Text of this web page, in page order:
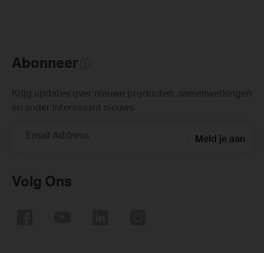
Abonneer
Krijg updates over nieuwe producten, samenwerkingen
en ander interessant nieuws
Email Address Meld je aan
Volg Ons